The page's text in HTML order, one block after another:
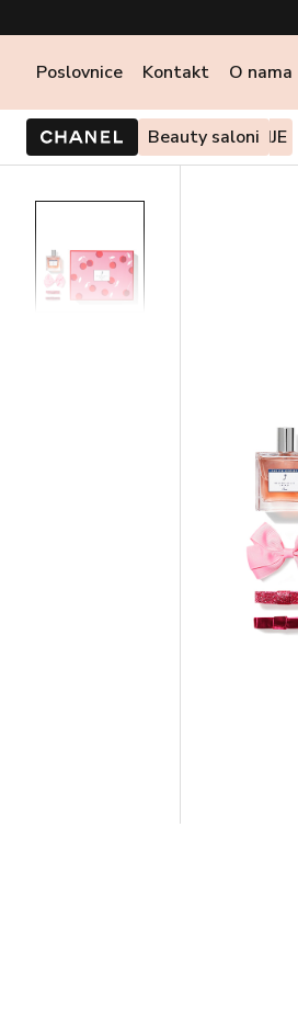
Poslovnice Kontakt O nama
Beauty saloni
PONUDE I AKCIJE